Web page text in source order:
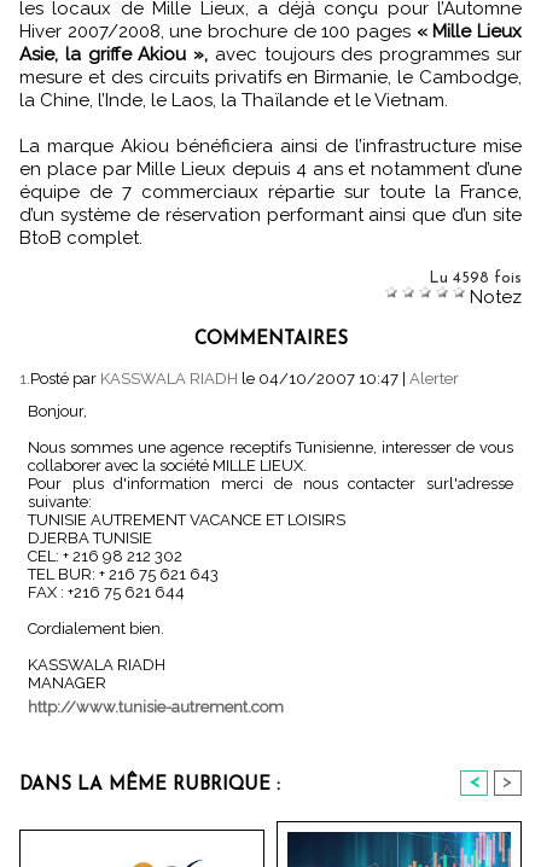
les locaux de Mille Lieux, a déjà conçu pour l’Automne
Hiver 2007/2008, une brochure de 100 pages « Mille Lieux
Asie, la griffe Akiou », avec toujours des programmes sur
mesure et des circuits privatifs en Birmanie, le Cambodge,
la Chine, l’Inde, le Laos, la Thaïlande et le Vietnam.
La marque Akiou bénéficiera ainsi de l’infrastructure mise
en place par Mille Lieux depuis 4 ans et notamment d’une
équipe de 7 commerciaux répartie sur toute la France,
d’un système de réservation performant ainsi que d’un site
BtoB complet.
Lu 4598 fois
Notez
COMMENTAIRES
1.Posté par KASSWALA RIADH le 04/10/2007 10:47 Alerter
Bonjour,
Nous sommes une agence receptifs Tunisienne, interesser de vous
collaborer avec la société MILLE LIEUX.
Pour plus d'information merci de nous contacter surl'adresse
suivante:
TUNISIE AUTREMENT VACANCE ET LOISIRS
DJERBA TUNISIE
CEL: + 216 98 212 302
TEL BUR: + 216 75 621 643
FAX : +216 75 621 644
Cordialement bien.
KASSWALA RIADH
MANAGER
http://www.tunisie-autrement.com
DANS LA MÊME RUBRIQUE : < >